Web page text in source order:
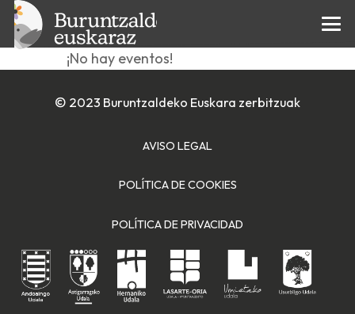
Ibilaldia
¡No hay eventos!
© 2023 Buruntzaldeko Euskara zerbitzuak
AVISO LEGAL
POLÍTICA DE COOKIES
POLÍTICA DE PRIVACIDAD